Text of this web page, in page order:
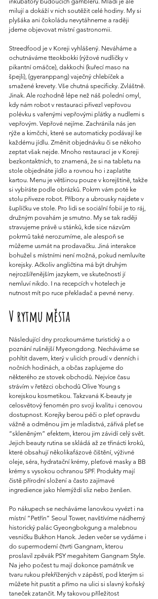
milují a dokáží v nich soutěžit celé hodiny. My si
plyšáka ani čokoládu nevytáhneme a raději
jdeme objevovat místní gastronomii.
Streedfood je v Koreji vyhlášený. Neváháme a
ochutnáváme tteokbokki (rýžové nudličky v
pikantní omáčce), dakkochi (kuřecí maso na
špejli), (gyeranppang) vaječný chlebíček a
smažené krevety. Vše chutná specificky. Zvláštně.
Jinak. Ale rozhodně lépe než náš polední omyl,
kdy nám robot v restauraci přivezl vepřovou
polévku s vařenými vepřovými plátky a nudlemi s
vepřovým. Vepřové nejíme. Zachránila nás jen
rýže a kimčchi, které se automaticky podávají ke
každému jídlu. Změnit objednávku či se někoho
zeptat však nejde. Mnoho restaurací je v Koreji
bezkontaktních, to znamená, že si na tabletu na
stole objednáte jídlo a rovnou ho i zaplatíte
kartou. Menu je většinou pouze v korejštině, takže
si vybíráte podle obrázků. Pokrm vám poté ke
stolu přiveze robot. Příbory a ubrousky najdete v
šuplíčku ve stole. Pro lidi se sociální fobií je to ráj,
družným povahám je smutno. My se tak raději
stravujeme právě u stánků, kde sice názvům
pokrmů také nerozumíme, ale alespoň se
můžeme usmát na prodavačku. Jiná interakce
bohužel s místními není možná, pokud nemluvíte
korejsky. Ačkoliv angličtina má být druhým
nejrozšířenějším jazykem, ve skutečností jí
nemluví nikdo. I na recepcích v hotelech je
nutnost mít po ruce překladač a pevné nervy.
V rytmu města
Následující dny prozkoumáme turistický a o
poznání rušnější Myeongdong. Necháváme se
pohltit davem, který v ulicích proudí v denních i
nočních hodinách, a občas zaplujeme do
některého ze stovek obchodů. Nejvíce času
strávím v řetězci obchodů Olive Young s
korejskou kosmetikou. Takzvaná K-beauty je
celosvětový fenomén pro svoji kvalitu i cenovou
dostupnost. Korejky berou péči o pleť opravdu
vážně a odměnou jim je mladistvá, zářivá pleť se
“skleněným” efektem, kterou jim závidí celý svět.
Jejich beauty rutina se skládá až ze třinácti kroků,
které obsahují několikafázové čištění, výživné
oleje, séra, hydratační krémy, pleťové masky a BB
krémy s vysokou ochranou SPF. Produkty mají
čistě přírodní složení a často zajímavé
ingredience jako hlemýždí sliz nebo ženšen.
Po nákupech se necháváme lanovkou vyvézt i na
místní “Petřín” Seoul Tower, navštívíme nádherný
historický palác Gyeongbokgung a malebnou
vesničku Bukhon Hanok. Jeden večer se vydáme i
do supermoderní čtvrti Gangnam, kterou
proslavil zpěvák PSY megahitem Gangnam Style.
Na jeho počest tu mají dokonce památník ve
tvaru rukou překřížených v zápěstí, pod kterým si
můžete hit pustit a přímo na ulici si slavný koňský
taneček zatančit. My takovou příležitost